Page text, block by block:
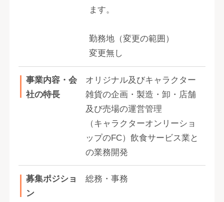
ます。
勤務地（変更の範囲）
変更無し
事業内容・会
社の特長
オリジナル及びキャラクター
雑貨の企画・製造・卸・店舗
及び売場の運営管理
（キャラクターオンリーショ
ップのFC）飲食サービス業と
の業務開発
募集ポジショ
ン
総務・事務